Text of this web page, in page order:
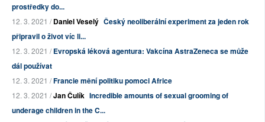
prostředky do...
12. 3. 2021 /Daniel Veselý Český neoliberální experiment za jeden rok
připravil o život víc li...
12. 3. 2021 /Evropská léková agentura: Vakcína AstraZeneca se může
dál používat
12. 3. 2021 /Francie mění politiku pomoci Africe
12. 3. 2021 /Jan Čulík Incredible amounts of sexual grooming of
underage children in the C...